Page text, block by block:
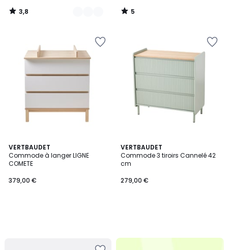
notre
programme
210,24
3,8
/
5
/
VERTBAUDET
Commode à langer LIGNE
COMETE
379,00 €
VERTBAUDET
Commode 3 tiroirs Cannelé 42
cm
279,00 €